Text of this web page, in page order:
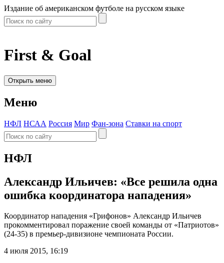
Издание об американском футболе на русском языке
First & Goal
Открыть меню
Меню
НФЛ НСАА Россия Мир Фан-зона Ставки на спорт
НФЛ
Александр Ильичев: «Все решила одна
ошибка координатора нападения»
Координатор нападения «Грифонов» Александр Ильичев
прокомментировал поражение своей команды от «Патриотов»
(24-35) в премьер-дивизионе чемпионата России.
4 июля 2015, 16:19